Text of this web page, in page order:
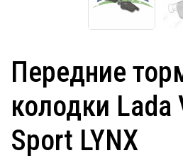
Передние
колодки Lada
Sport LYNX